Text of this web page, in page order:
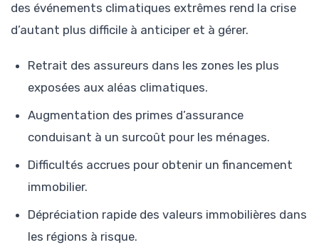
des événements climatiques extrêmes rend la crise
d’autant plus difficile à anticiper et à gérer.
Retrait des assureurs dans les zones les plus
exposées aux aléas climatiques.
Augmentation des primes d’assurance
conduisant à un surcoût pour les ménages.
Difficultés accrues pour obtenir un financement
immobilier.
Dépréciation rapide des valeurs immobilières dans
les régions à risque.